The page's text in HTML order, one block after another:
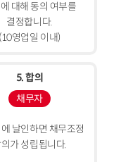
대해 동의 여부를
결정합니다.
(10영업일 이내)
5. 합의
채무자
날인하면 채무조정
가 성립됩니다.